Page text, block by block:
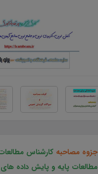
جزوه مصاحبه کارشناس
مطالعات پایه و پایش داده